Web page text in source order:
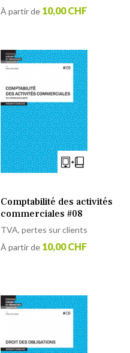
À partir de 10,00 CHF
Comptabilité des activités
commerciales #08
TVA, pertes sur clients
À partir de 10,00 CHF